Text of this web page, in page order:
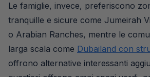
Le famiglie, invece, preferiscono
tranquille e sicure come Jumeirah
o Arabian Ranches, mentre le
larga scala come Dubailand con
offrono alternative interessanti